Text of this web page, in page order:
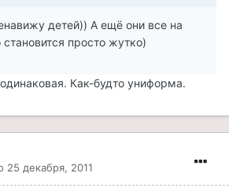
детей)) А ещё они все на
становится просто жутко)
Как-будто униформа.
25 декабря, 2011